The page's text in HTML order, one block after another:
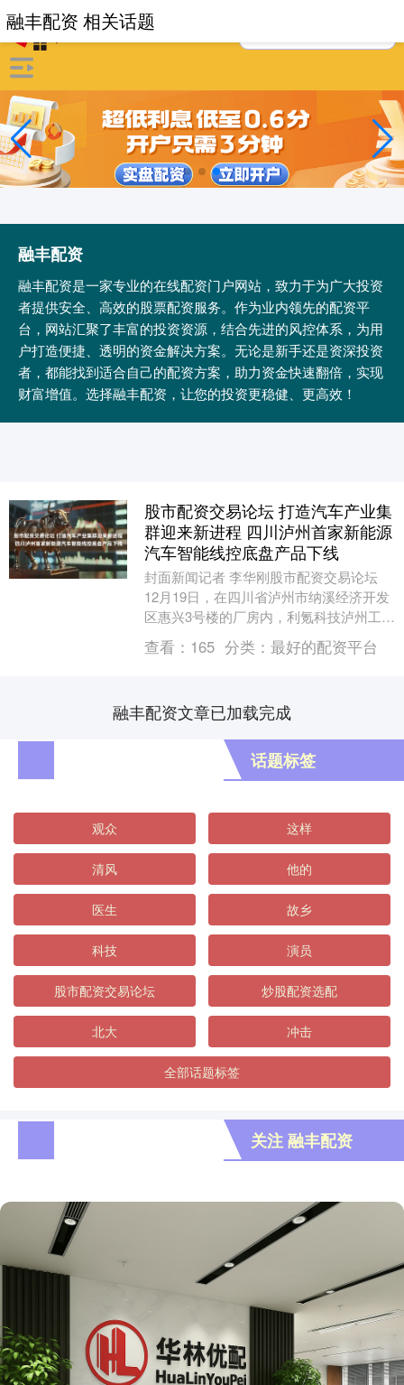
融丰配资
融丰配资是一家专业的在线配资门户网站，致力于为广大投资
者提供安全、高效的股票配资服务。作为业内领先的配资平
台，网站汇聚了丰富的投资资源，结合先进的风控体系，为用
户打造便捷、透明的资金解决方案。无论是新手还是资深投资
者，都能找到适合自己的配资方案，助力资金快速翻倍，实现
财富增值。选择融丰配资，让您的投资更稳健、更高效！
融丰配资 相关话题
股市配资交易论坛 打造汽车产业集
群迎来新进程 四川泸州首家新能源
汽车智能线控底盘产品下线
封面新闻记者 李华刚股市配资交易论坛
12月19日，在四川省泸州市纳溪经济开发
区惠兴3号楼的厂房内，利氪科技泸州工厂
线控底盘产品成功下线。 纳溪区委书记袁
维荣说....
查看： 165 分类： 最好的配资平台
融丰配资文章已加载完成
话题标签
观众 这样
清风 他的
医生 故乡
科技 演员
股市配资交易论坛 炒股配资选配
北大 冲击
全部话题标签
关注 融丰配资